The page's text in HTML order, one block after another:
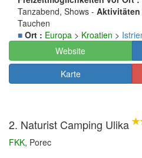
Tanzabend, Shows - Aktivitäten
Tauchen
■ Ort : Europa > Kroatien >
Website
Karte
2. Naturist Camping Ulika
FKK, Porec